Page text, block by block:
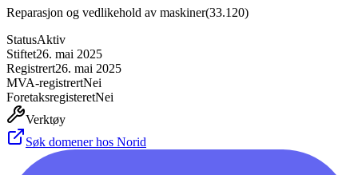
Reparasjon og vedlikehold av maskiner(33.120)
StatusAktiv
Stiftet26. mai 2025
Registrert26. mai 2025
MVA-registrertNei
ForetaksregisteretNei
Verktøy
Søk domener hos Norid